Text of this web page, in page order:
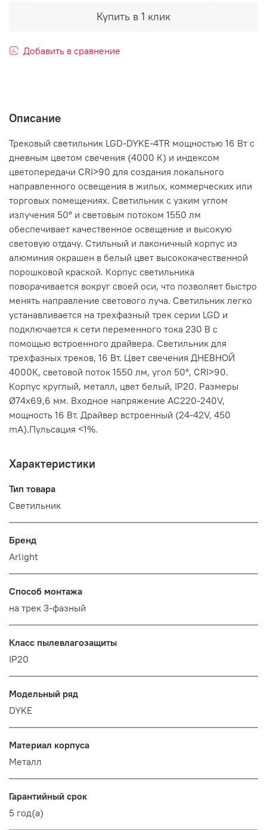
Купить в 1 клик
Добавить в сравнение
Описание
Трековый светильник LGD-DYKE-4TR мощностью 16 Вт с
дневным цветом свечения (4000 К) и индексом
цветопередачи CRI>90 для создания локального
направленного освещения в жилых, коммерческих или
торговых помещениях. Светильник с узким углом
излучения 50° и световым потоком 1550 лм
обеспечивает качественное освещение и высокую
световую отдачу. Стильный и лаконичный корпус из
алюминия окрашен в белый цвет высококачественной
порошковой краской. Корпус светильника
поворачивается вокруг своей оси, что позволяет быстро
менять направление светового луча. Светильник легко
устанавливается на трехфазный трек серии LGD и
подключается к сети переменного тока 230 В с
помощью встроенного драйвера. Светильник для
трехфазных треков, 16 Вт. Цвет свечения ДНЕВНОЙ
4000K, световой поток 1550 лм, угол 50°, CRI>90.
Корпус круглый, металл, цвет белый, IP20. Размеры
Ø74x69,6 мм. Входное напряжение AC220-240V,
мощность 16 Вт. Драйвер встроенный (24-42V, 450
mA).Пульсация <1%.
Характеристики
Тип товара
Светильник
Бренд
Arlight
Способ монтажа
на трек 3-фазный
Класс пылевлагозащиты
IP20
Модельный ряд
DYKE
Материал корпуса
Металл
Гарантийный срок
5 год(а)